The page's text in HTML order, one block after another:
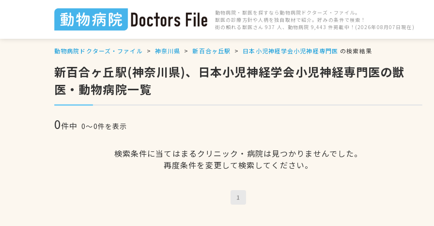
動物病院・獣医を探すなら動物病院ドクターズ・ファイル。
獣医の診療方針や人柄を独自取材で紹介。好みの条件で検索！
街の頼れる獣医さん 937 人、動物病院 9,443 件掲載中！(2026年08月07日現在)
動物病院ドクターズ・ファイル 神奈川県 新百合ヶ丘駅 日本小児神経学会小児神経専門医 の検索結果
新百合ヶ丘駅(神奈川県)、日本小児神経学会小児神経専門医の獣
医・動物病院一覧
0件中 0〜0件を表示
検索条件に当てはまるクリニック・病院は見つかりませんでした。
再度条件を変更して検索してください。
1